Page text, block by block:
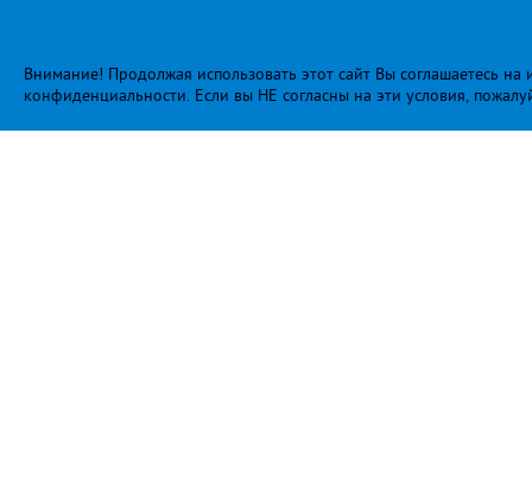
Внимание! Продолжая использовать этот сайт Вы соглашаетесь
конфиденциальности. Если вы НЕ согласны на эти условия,